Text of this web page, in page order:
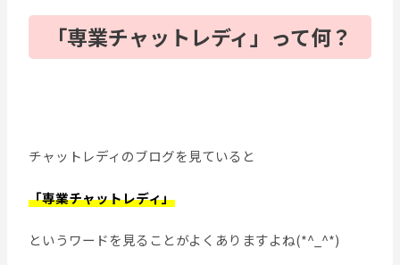
「専業チャットレディ」って何？
チャットレディのブログを見ていると
「専業チャットレディ」
というワードを見ることがよくありますよね(*^_^*)